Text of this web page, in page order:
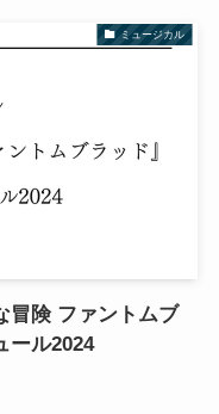
ミュージカル
冒険 ファントムブ
ール2024